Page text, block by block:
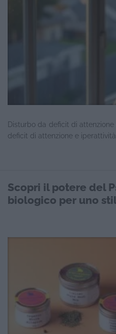
Disturbo da deficit di
deficit di attenzione e iperattività
Scopri il potere del
biologico per uno